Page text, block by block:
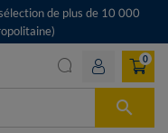
de plus de 10 000

0